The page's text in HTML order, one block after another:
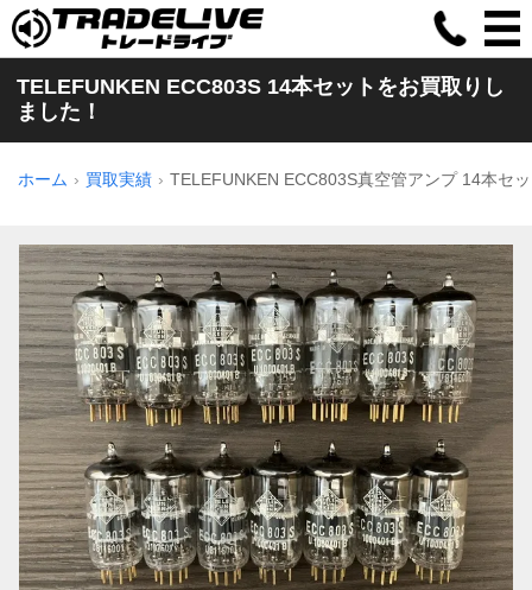
TELEFUNKEN ECC803S 14本セットをお買取りし
ました！
ホーム 買取実績 TELEFUNKEN ECC803S真空管アンプ 14本セ